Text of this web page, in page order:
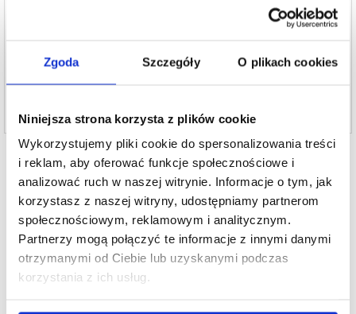
Zgoda Szczegóły O plikach cookies
Niniejsza strona korzysta z plików cookie
Wykorzystujemy pliki cookie do spersonalizowania treści
i reklam, aby oferować funkcje społecznościowe i
analizować ruch w naszej witrynie. Informacje o tym, jak
korzystasz z naszej witryny, udostępniamy partnerom
społecznościowym, reklamowym i analitycznym.
Partnerzy mogą połączyć te informacje z innymi danymi
otrzymanymi od Ciebie lub uzyskanymi podczas
korzystania z ich usług.
152,40 PLN
Naprawa LCD i Ekranu Dotykowego
Samsung Galaxy Xcover Pro - Czerń
281,60 PLN
Potrzebna Ci szybka Samsung Galaxy Xcover Pro naprawa ekranu?
Czy potrzebujesznaprawy aparatu,mikrofonualbowymiany baterii
jesteś w odpowiednim miejscu. Błyskawicznie odszukasz, która
Samsung Galaxy Xcover Pro naprawa